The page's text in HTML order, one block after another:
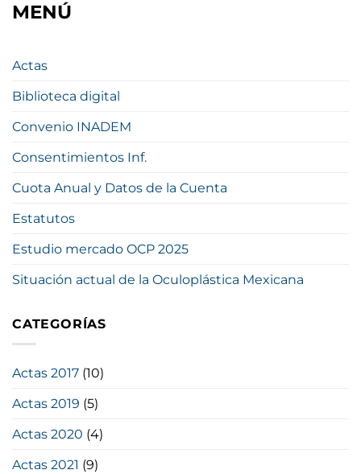
MENÚ
Actas
Biblioteca digital
Convenio INADEM
Consentimientos Inf.
Cuota Anual y Datos de la Cuenta
Estatutos
Estudio mercado OCP 2025
Situación actual de la Oculoplástica Mexicana
CATEGORÍAS
Actas 2017 (10)
Actas 2019 (5)
Actas 2020 (4)
Actas 2021 (9)